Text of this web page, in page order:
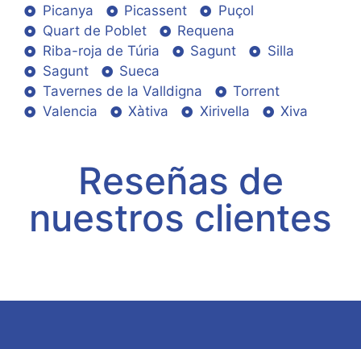
Picanya
Picassent
Puçol
Quart de Poblet
Requena
Riba-roja de Túria
Sagunt
Silla
Sagunt
Sueca
Tavernes de la Valldigna
Torrent
Valencia
Xàtiva Xirivella Xiva
Reseñas de
nuestros clientes